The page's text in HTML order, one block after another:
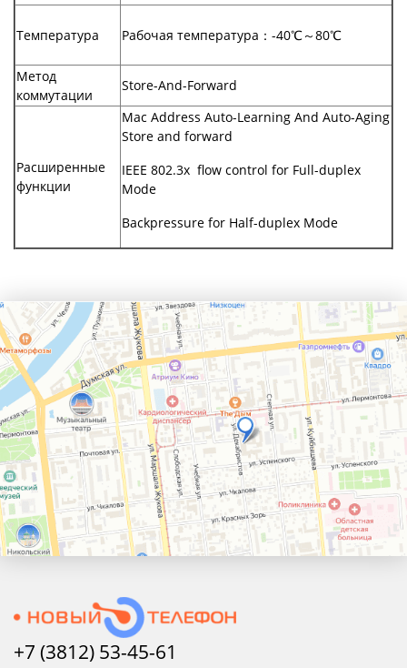
Температура Рабочая температура：-40℃～80℃
Метод
коммутации
Store-And-Forward
Расширенные
функции
Mac Address Auto-Learning And Auto-Aging
Store and forward
IEEE 802.3x flow control for Full-duplex
Mode
Backpressure for Half-duplex Mode
+7 (3812) 53-45-61